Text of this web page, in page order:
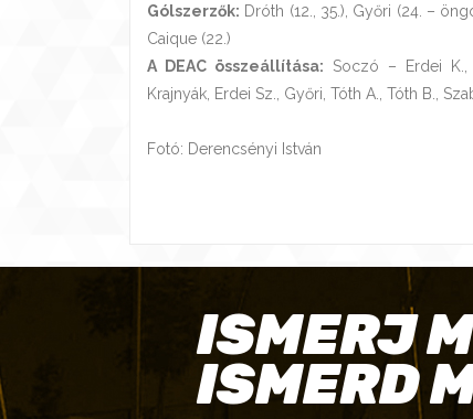
Gólszerzők: Dróth (12., 35.), Győri (24. –
Caique (22.)
A DEAC összeállítása: Soczó – Erdei K.,
Krajnyák, Erdei Sz., Győri, Tóth A., Tóth B.,
Fotó: Derencsényi István
ISMERJ
ISMERD